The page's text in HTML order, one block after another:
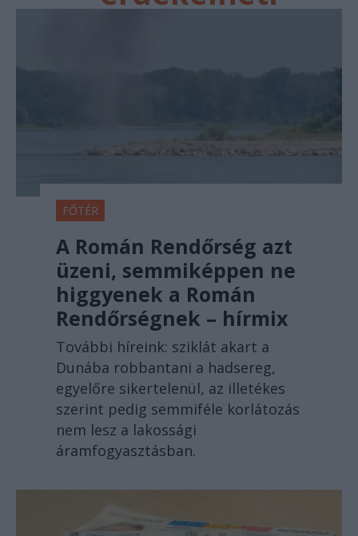
FŐTÉR
A Román Rendőrség azt
üzeni, semmiképpen ne
higgyenek a Román
Rendőrségnek – hírmix
További híreink: sziklát akart a
Dunába robbantani a hadsereg,
egyelőre sikertelenül, az illetékes
szerint pedig semmiféle korlátozás
nem lesz a lakossági
áramfogyasztásban.